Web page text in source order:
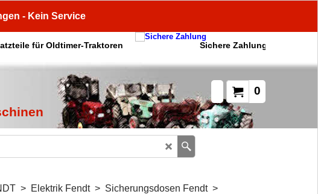
- Kein Service
für Oldtimer-Traktoren Sichere Zahlung
0
> Elektrik Fendt> Sicherungsdosen Fendt>